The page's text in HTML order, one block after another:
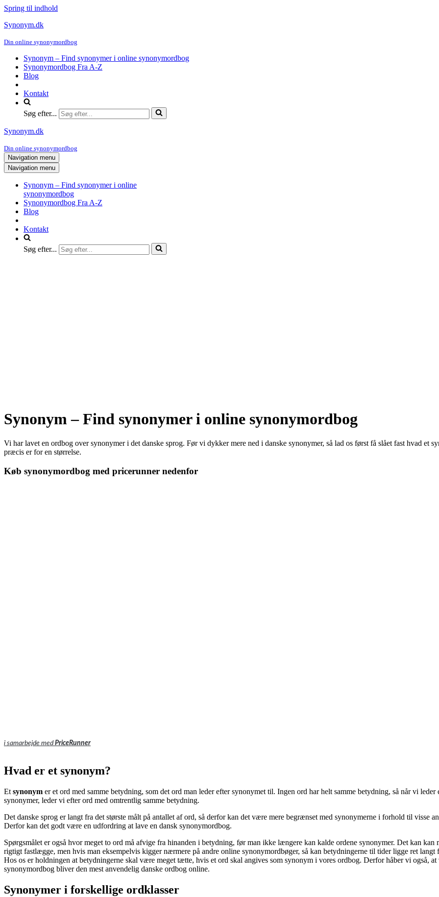
Spring til indhold
Synonym.dk
Din online synonymordbog
Synonym – Find synonymer i online synonymordbog
Synonymordbog Fra A-Z
Blog
Kontakt
Søg efter...
Synonym.dk
Din online synonymordbog
Navigation menu
Navigation menu
Synonym – Find synonymer i online
synonymordbog
Synonymordbog Fra A-Z
Blog
Kontakt
Søg efter...
Synonym – Find synonymer i online synonymordbog
Vi har lavet en ordbog over synonymer i det danske sprog. Før vi dykker mere ned i danske synonymer, så lad os først få slået fast hvad et
præcis er for en størrelse.
Køb synonymordbog med pricerunner nedenfor
i samarbejde med PriceRunner
Hvad er et synonym?
Et synonym er et ord med samme betydning, som det ord man leder efter synonymet til. Ingen ord har helt samme betydning, så når vi leder
synonymer, leder vi efter ord med omtrentlig samme betydning.
Det danske sprog er langt fra det største målt på antallet af ord, så derfor kan det være mere begrænset med synonymerne i forhold til visse
Derfor kan det godt være en udfordring at lave en dansk synonymordbog.
Spørgsmålet er også hvor meget to ord må afvige fra hinanden i betydning, før man ikke længere kan kalde ordene synonymer. Det kan kan
rigtigt fastlægge, men hvis man eksempelvis kigger nærmere på andre online synonymordbøger, så kan betydningerne til tider ligge ret langt
Hos os er holdningen at betydningerne skal være meget tætte, hvis et ord skal angives som synonym i vores ordbog. Derfor håber vi også, at
synonymordbog bliver den mest anvendelig danske ordbog online.
Synonymer i forskellige ordklasser